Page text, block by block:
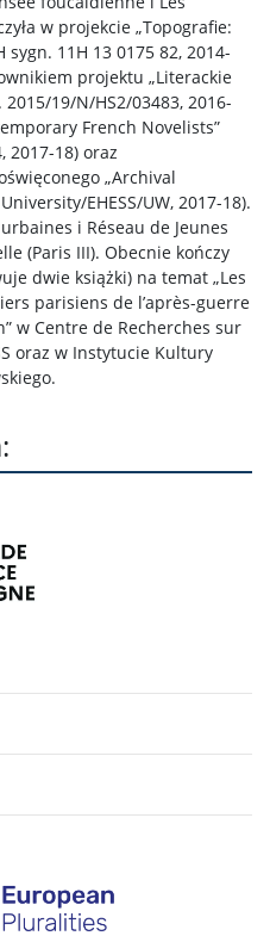
w projekcie „Topografie:
11H 13 0175 82, 2014-
projektu „Literackie
19/N/HS2/03483, 2016-
French Novelists”
2017-18) oraz
„Archival
EHESS/UW, 2017-18).
i Réseau de Jeunes
(Paris III). Obecnie kończy
dwie książki) na temat „Les
parisiens de l’après-guerre
w Centre de Recherches sur
oraz w Instytucie Kultury